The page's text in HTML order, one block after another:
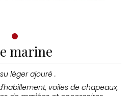
marine
léger ajouré .
voiles de chapeaux,